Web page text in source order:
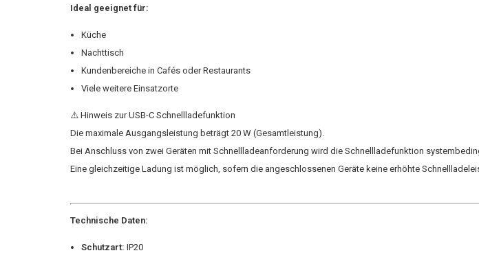
Ideal geeignet für:
Küche
Nachttisch
Kundenbereiche in Cafés oder Restaurants
Viele weitere Einsatzorte
⚠️ Hinweis zur USB-C Schnellladefunktion
Die maximale Ausgangsleistung beträgt 20 W (Gesamtleistung).
Bei Anschluss von zwei Geräten mit Schnellladeanforderung wird die Schnellladefunktion
Eine gleichzeitige Ladung ist möglich, sofern die angeschlossenen Geräte keine erhöhte
Technische Daten:
Schutzart: IP20